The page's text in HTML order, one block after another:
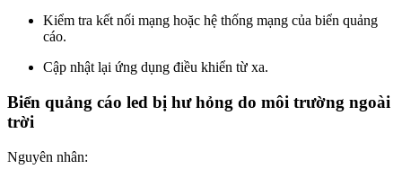
Kiểm tra kết nối mạng hoặc hệ thống mạng của biển quảng
cáo.
Cập nhật lại ứng dụng điều khiển từ xa.
Biển quảng cáo led bị hư hỏng do môi trường ngoài
trời
Nguyên nhân: